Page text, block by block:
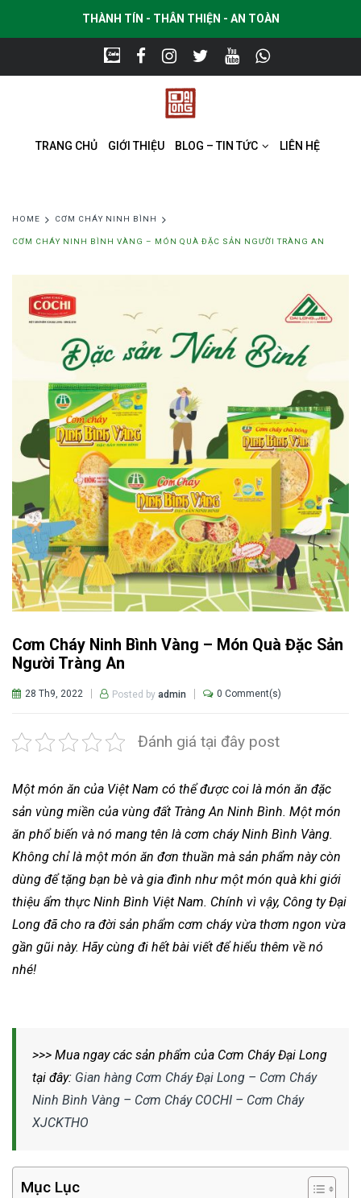
THÀNH TÍN - THÂN THIỆN - AN TOÀN
TRANG CHỦ GIỚI THIỆU BLOG – TIN TỨC LIÊN HỆ
HOME CƠM CHÁY NINH BÌNH
CƠM CHÁY NINH BÌNH VÀNG – MÓN QUÀ ĐẶC SẢN NGƯỜI TRÀNG AN
Cơm Cháy Ninh Bình Vàng – Món Quà Đặc Sản
Người Tràng An
28 Th9, 2022 Posted by admin 0 Comment(s)
Đánh giá tại đây post
Một món ăn của Việt Nam có thể được coi là món ăn đặc
sản vùng miền của vùng đất Tràng An Ninh Bình. Một món
ăn phổ biến và nó mang tên là cơm cháy Ninh Bình Vàng.
Không chỉ là một món ăn đơn thuần mà sản phẩm này còn
dùng để tặng bạn bè và gia đình như một món quà khi giới
thiệu ẩm thực Ninh Bình Việt Nam. Chính vì vậy, Công ty Đại
Long đã cho ra đời sản phẩm cơm cháy vừa thơm ngon vừa
gần gũi này. Hãy cùng đi hết bài viết để hiểu thêm về nó
nhé!
>>> Mua ngay các sản phẩm của Cơm Cháy Đại Long
tại đây: Gian hàng Cơm Cháy Đại Long – Cơm Cháy
Ninh Bình Vàng – Cơm Cháy COCHI – Cơm Cháy
XJCKTHO
Mục Lục